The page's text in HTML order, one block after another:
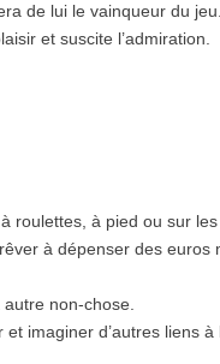
de lui le vainqueur du jeu.
et suscite l’admiration.
roulettes, à pied ou sur les
à dépenser des euros
non-chose.
imaginer d’autres liens à